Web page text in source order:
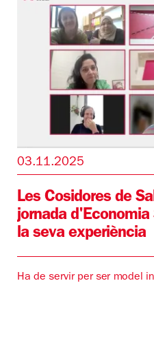
03.11.2025
Les Cosidores de
jornada
la seva experiència
Ha de servir per ser model